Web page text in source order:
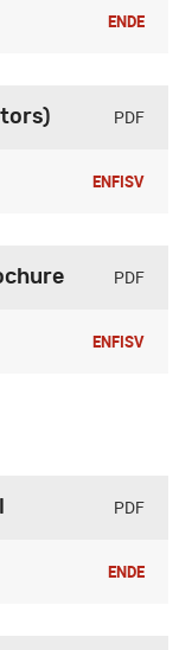
ENDE
PDF
ENFISV
PDF
ENFISV
PDF
ENDE